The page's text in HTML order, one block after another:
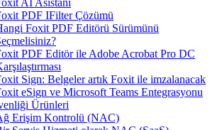
AI Asistanı
PDF IFilter Çözümü
Foxit PDF Editörü Sürümünü
PDF Editör ile Adobe Acrobat Pro DC
Sign: Belgeler artık Foxit ile imzalanacak
eSign ve Microsoft Teams Entegrasyonu
Ürünleri
Erişim Kontrolü (NAC)